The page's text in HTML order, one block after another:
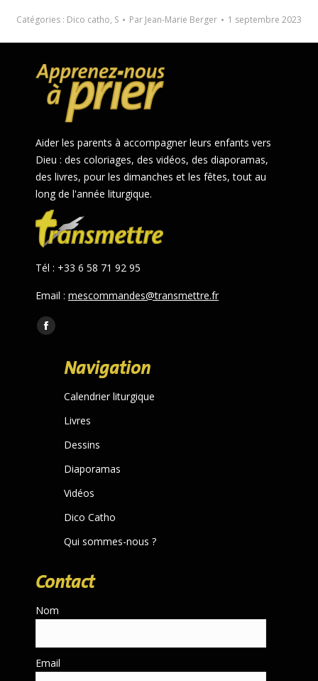
Catégories : Dico catho, S Par Jean-Marie Berger 1 septembre 2023
Aider les parents à accompagner leurs enfants vers
Dieu : des coloriages, des vidéos, des diaporamas,
des livres, pour les dimanches et les fêtes, tout au
long de l'année liturgique.
Tél : +33 6 58 71 92 95
Email : mescommandes@transmettre.fr
Trouvez nous sur :
Facebook
opens
window
Navigation
Calendrier liturgique
Livres
Dessins
Diaporamas
Vidéos
Dico Catho
Qui sommes-nous ?
Contact
Nom
Email